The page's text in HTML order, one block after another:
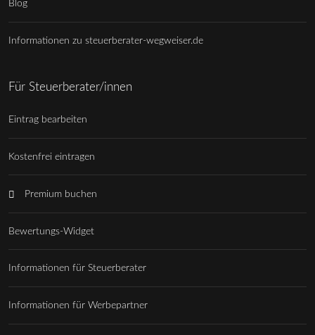
Blog
Informationen zu steuerberater-wegweiser.de
Für Steuerberater/innen
Eintrag bearbeiten
Kostenfrei eintragen
Premium buchen
Bewertungs-Widget
Informationen für Steuerberater
Informationen für Werbepartner